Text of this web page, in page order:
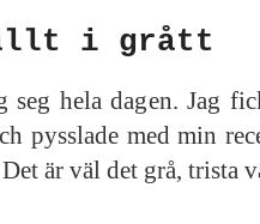
allt i grått
seg hela dagen. Jag
pysslade med min
är väl det grå, trista